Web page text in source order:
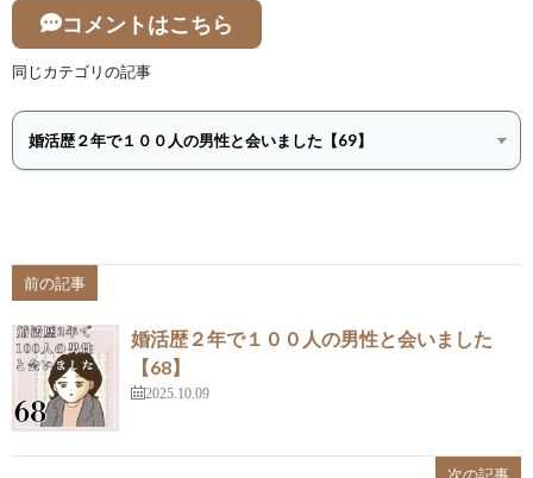
コメントはこちら
同じカテゴリの記事
前の記事
婚活歴２年で１００人の男性と会いました
【68】
2025.10.09